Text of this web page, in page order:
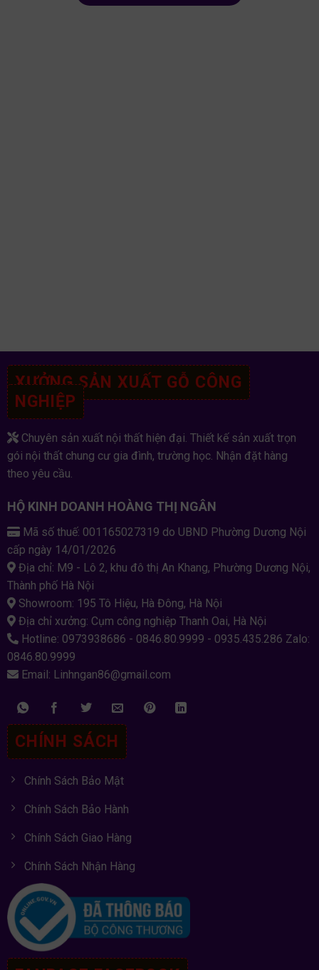
XƯỞNG SẢN XUẤT GỖ CÔNG
NGHIỆP
Chuyên sản xuất nội thất hiện đại. Thiết kế sản xuất trọn
gói nội thất chung cư gia đình, trường học. Nhận đặt hàng
theo yêu cầu.
HỘ KINH DOANH HOÀNG THỊ NGÂN
Mã số thuế: 001165027319 do UBND Phường Dương Nội
cấp ngày 14/01/2026
Địa chỉ: M9 - Lô 2, khu đô thị An Khang, Phường Dương Nội,
Thành phố Hà Nội
Showroom: 195 Tô Hiệu, Hà Đông, Hà Nội
Địa chỉ xưởng: Cụm công nghiệp Thanh Oai, Hà Nội
Hotline: 0973938686 - 0846.80.9999 - 0935.435.286 Zalo:
0846.80.9999
Email: Linhngan86@gmail.com
CHÍNH SÁCH
Chính Sách Bảo Mật
Chính Sách Bảo Hành
Chính Sách Giao Hàng
Chính Sách Nhận Hàng